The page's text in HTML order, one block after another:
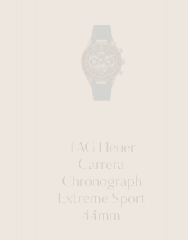
TAG Heuer
Carrera
Chronograph
Extreme Sport
44mm